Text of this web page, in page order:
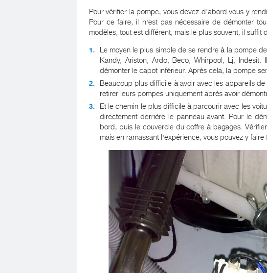
Pour vérifier la pompe, vous devez d'abord vous y
Pour ce faire, il n'est pas nécessaire de démonter
modèles, tout est différent, mais le plus souvent, il
Le moyen le plus simple de se rendre à la pompe
Kandy, Ariston, Ardo, Beco, Whirpool, Lj,
démonter le capot inférieur. Après cela, la pompe
Beaucoup plus difficile à avoir avec les appareils
retirer leurs pompes uniquement après avoir
Et le chemin le plus difficile à parcourir avec les
directement derrière le panneau avant. Pour le
bord, puis le couvercle du coffre à bagages.
mais en ramassant l'expérience, vous pouvez y faire